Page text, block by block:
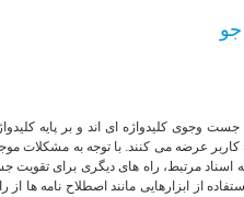
وجوی کلیدواژه ای اند و بر پایه
کاربر عرضه می کنند. با توجه به مشکلات
اسناد مرتبط، راه های دیگری برای
از ابزارهایی مانند اصطلاح نامه ها